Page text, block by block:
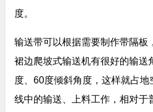
度。
输送带可以根据需要制作带隔板
裙边爬坡式输送机有很好的输送
度、60度倾斜角度，这样就占
线中的输送、上料工作，相对于